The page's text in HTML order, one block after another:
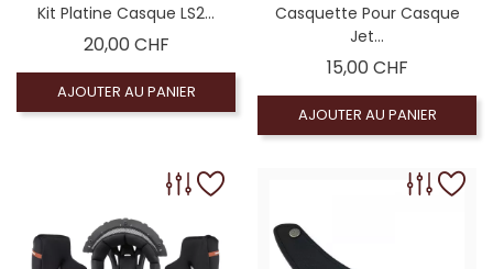
Kit Platine Casque LS2...
20,00 CHFPrix
AJOUTER AU PANIER
Casquette Pour Casque
Jet...
15,00 CHFPrix
AJOUTER AU PANIER